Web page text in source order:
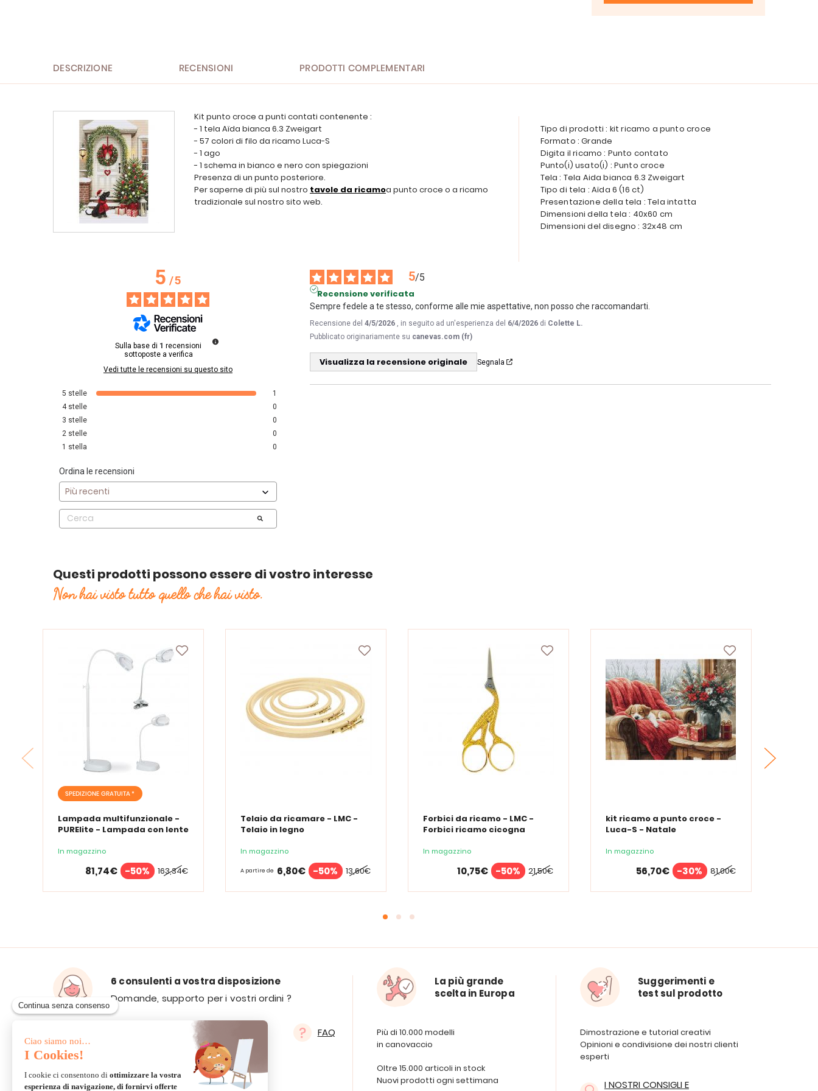
DESCRIZIONE RECENSIONI PRODOTTI COMPLEMENTARI
Kit punto croce a punti contati contenente :
- 1 tela Aïda bianca 6.3 Zweigart
- 57 colori di filo da ricamo Luca-S
- 1 ago
- 1 schema in bianco e nero con spiegazioni
Presenza di un punto posteriore.
Per saperne di più sul nostro tavole da ricamoa punto croce o a ricamo
tradizionale sul nostro sito web.
Tipo di prodotti : kit ricamo a punto croce
Formato : Grande
Digita il ricamo : Punto contato
Punto(i) usato(i) : Punto croce
Tela : Tela Aida bianca 6.3 Zweigart
Tipo di tela : Aïda 6 (16 ct)
Presentazione della tela : Tela intatta
Dimensioni della tela : 40x60 cm
Dimensioni del disegno : 32x48 cm
5/5
Sulla base di 1 recensioni
sottoposte a verifica
Vedi tutte le recensioni su questo sito
5 stelle
1
4 stelle
0
3 stelle
0
2 stelle
0
1 stella 0
Ordina le recensioni
5/5
Recensione verificata
Sempre fedele a te stesso, conforme alle mie aspettative, non posso che raccomandarti.
Recensione del 4/5/2026 , in seguito ad un'esperienza del 6/4/2026 di Colette L.
Pubblicato originariamente su canevas.com (fr)
Visualizza la recensione originale Segnala
Questi prodotti possono essere di vostro interesse
Non hai visto tutto quello che hai visto.
SPEDIZIONE GRATUITA *
Lampada multifunzionale -
PURElite - Lampada con lente
Spectrum
In magazzino
163,34€
81,74€ -50%
Telaio da ricamare - LMC -
Telaio in legno
In magazzino
13,60€
A partire de 6,80€ -50%
Forbici da ricamo - LMC -
Forbici ricamo cicogna
In magazzino
21,50€
10,75€ -50%
kit ricamo a punto croce -
Luca-S - Natale
In magazzino
81,00€
56,70€ -30%
6 consulenti a vostra disposizione
Domande, supporto per i vostri ordini ?
MAIL
FAQ
La più grande
scelta in Europa
Più di 10.000 modelli
in canovaccio
Oltre 15.000 articoli in stock
Nuovi prodotti ogni settimana
Suggerimenti e
test sul prodotto
Dimostrazione e tutorial creativi
Opinioni e condivisione dei nostri clienti
esperti
I NOSTRI CONSIGLI E